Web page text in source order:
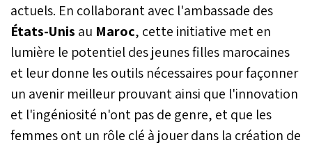
actuels. En collaborant avec l'ambassade des
États-Unis au Maroc, cette initiative met en
lumière le potentiel des jeunes filles marocaines
et leur donne les outils nécessaires pour façonner
un avenir meilleur prouvant ainsi que l'innovation
et l'ingéniosité n'ont pas de genre, et que les
femmes ont un rôle clé à jouer dans la création de